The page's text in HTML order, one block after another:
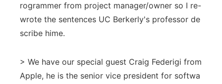
rogrammer from project manager/owner so I re-
wrote the sentences UC Berkerly's professor de
scribe hime.
> We have our special guest Craig Federigi from
Apple, he is the senior vice president for softwa